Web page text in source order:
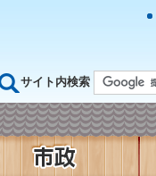
サイト内検索